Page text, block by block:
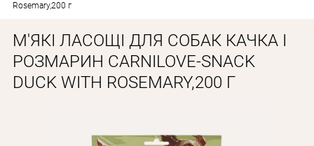
ПІКЛУВАННЯ
ВІД СПЕКИ
ВЛАСНЕ ВИРОБНИЦТВО
АКЦІЇ
Rosemary,200 г
М'ЯКІ ЛАСОЩІ ДЛЯ СОБАК КАЧКА І
РОЗМАРИН CARNILOVE-SNACK
DUCK WITH ROSEMARY,200 Г